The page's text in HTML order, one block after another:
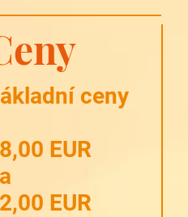
ceny
EUR
EUR